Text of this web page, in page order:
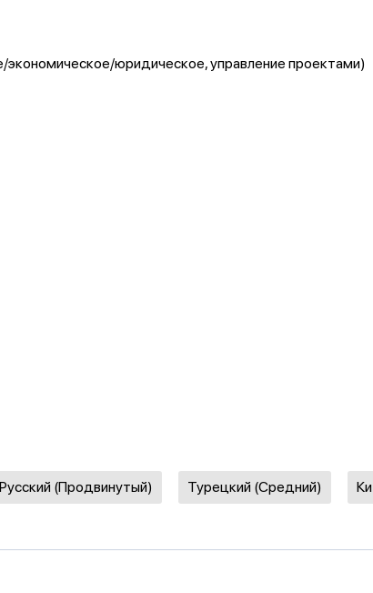
юридическое, управление проектами)
Русский (Продвинутый) Турецкий (Средний)